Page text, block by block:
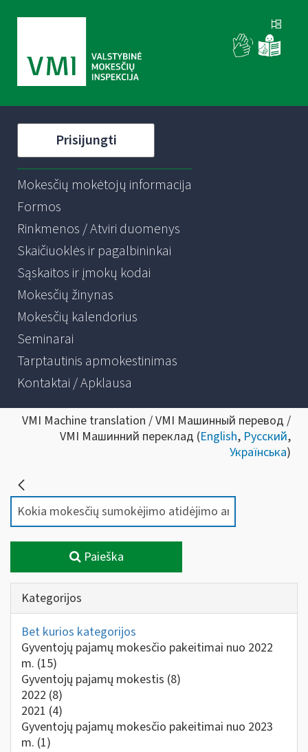
Prisijungti
Mokesčių mokėtojų informacija
Formos
Rinkmenos / Atviri duomenys
Skaičiuoklės ir pagalbininkai
Sąskaitos ir įmokų kodai
Mokesčių žinynas
Mokesčių kalendorius
Seminarai
Tarptautinis apmokestinimas
Kontaktai / Apklausa
VMI Machine translation / VMI Машинный перевод /
VMI Машинний переклад (English, Русский,
Українська)
Paieška
Kategorijos
Bet kurios kategorijos
Gyventojų pajamų mokesčio pakeitimai nuo 2022
m. (15)
Gyventojų pajamų mokestis (8)
2022 (8)
2021 (4)
Gyventojų pajamų mokesčio pakeitimai nuo 2023
m. (1)